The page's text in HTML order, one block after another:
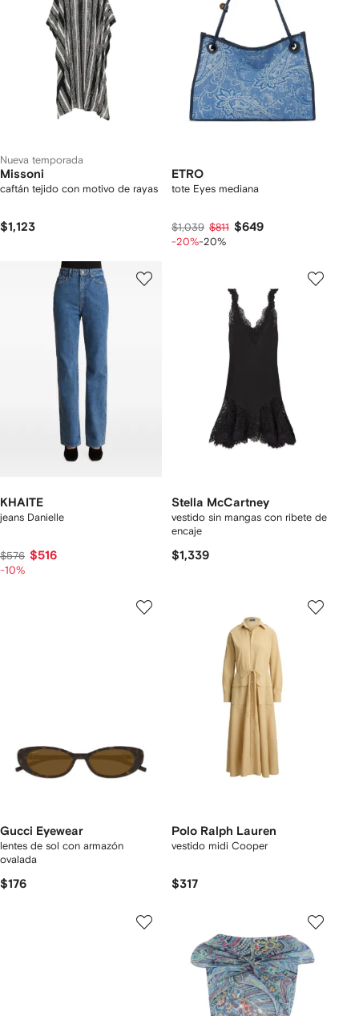
Nueva temporada
Missoni
caftán tejido con motivo de rayas
$1,123
ETRO
tote Eyes mediana
$1,039 $811 $649
-20%-20%
KHAITE
jeans Danielle
$576 $516
-10%
Stella McCartney
vestido sin mangas con ribete de
encaje
$1,339
Gucci Eyewear
lentes de sol con armazón
ovalada
$176
Polo Ralph Lauren
vestido midi Cooper
$317